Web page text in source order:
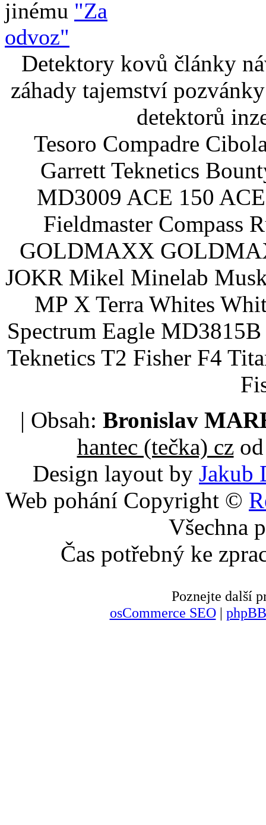
jinému "Za
odvoz"
Detektory kovů články
záhady tajemství
detektorů
Tesoro Compadre
Garrett Teknetics
MD3009 ACE 150
Fieldmaster Compass
GOLDMAXX
JOKR Mikel Minelab
MP X Terra Whites
Spectrum Eagle
Teknetics T2 Fisher F4
| Obsah: Bronislav
hantec (tečka) czod
Design layout by Jakub
Web pohání Copyright ©
Všechna
Čas potřebný ke
Poznejte další
osCommerce SEO|